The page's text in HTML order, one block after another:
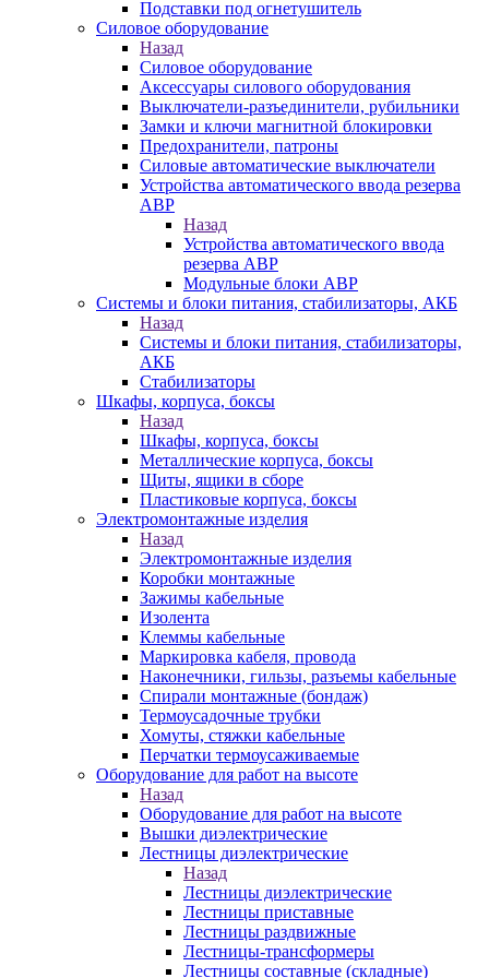
Подставки под огнетушитель
Силовое оборудование
Назад
Силовое оборудование
Аксессуары силового оборудования
Выключатели-разъединители, рубильники
Замки и ключи магнитной блокировки
Предохранители, патроны
Силовые автоматические выключатели
Устройства автоматического ввода резерва
АВР
Назад
Устройства автоматического ввода
резерва АВР
Модульные блоки АВР
Системы и блоки питания, стабилизаторы, АКБ
Назад
Системы и блоки питания, стабилизаторы,
АКБ
Стабилизаторы
Шкафы, корпуса, боксы
Назад
Шкафы, корпуса, боксы
Металлические корпуса, боксы
Щиты, ящики в сборе
Пластиковые корпуса, боксы
Электромонтажные изделия
Назад
Электромонтажные изделия
Коробки монтажные
Зажимы кабельные
Изолента
Клеммы кабельные
Маркировка кабеля, провода
Наконечники, гильзы, разъемы кабельные
Спирали монтажные (бондаж)
Термоусадочные трубки
Хомуты, стяжки кабельные
Перчатки термоусаживаемые
Оборудование для работ на высоте
Назад
Оборудование для работ на высоте
Вышки диэлектрические
Лестницы диэлектрические
Назад
Лестницы диэлектрические
Лестницы приставные
Лестницы раздвижные
Лестницы-трансформеры
Лестницы составные (складные)